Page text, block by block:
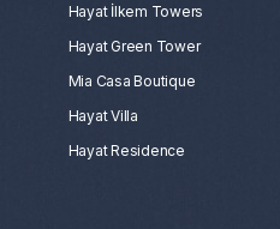
Hayat İlkem Towers
Hayat Green Tower
Mia Casa Boutique
Hayat Villa
Hayat Residence